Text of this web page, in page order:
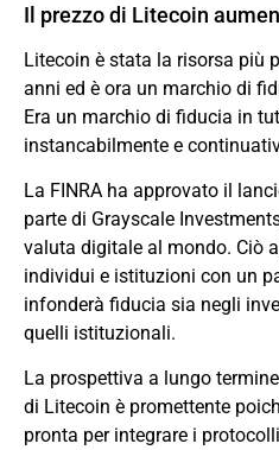
Il prezzo di Litecoin
Litecoin è stata la risorsa più
anni ed è ora un marchio di
Era un marchio di fiducia in
instancabilmente e
La FINRA ha approvato il
parte di Grayscale
valuta digitale al mondo. Ciò
individui e istituzioni con un
infonderà fiducia sia negli
quelli istituzionali.
La prospettiva a lungo
di Litecoin è promettente
pronta per integrare i